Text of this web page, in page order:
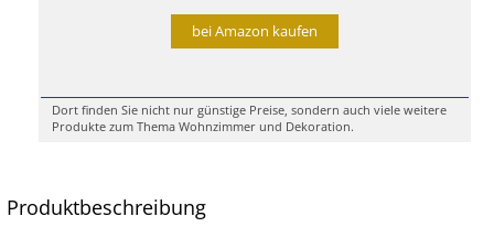
bei Amazon kaufen
Dort finden Sie nicht nur günstige Preise, sondern auch viele weitere
Produkte zum Thema Wohnzimmer und Dekoration.
Produktbeschreibung